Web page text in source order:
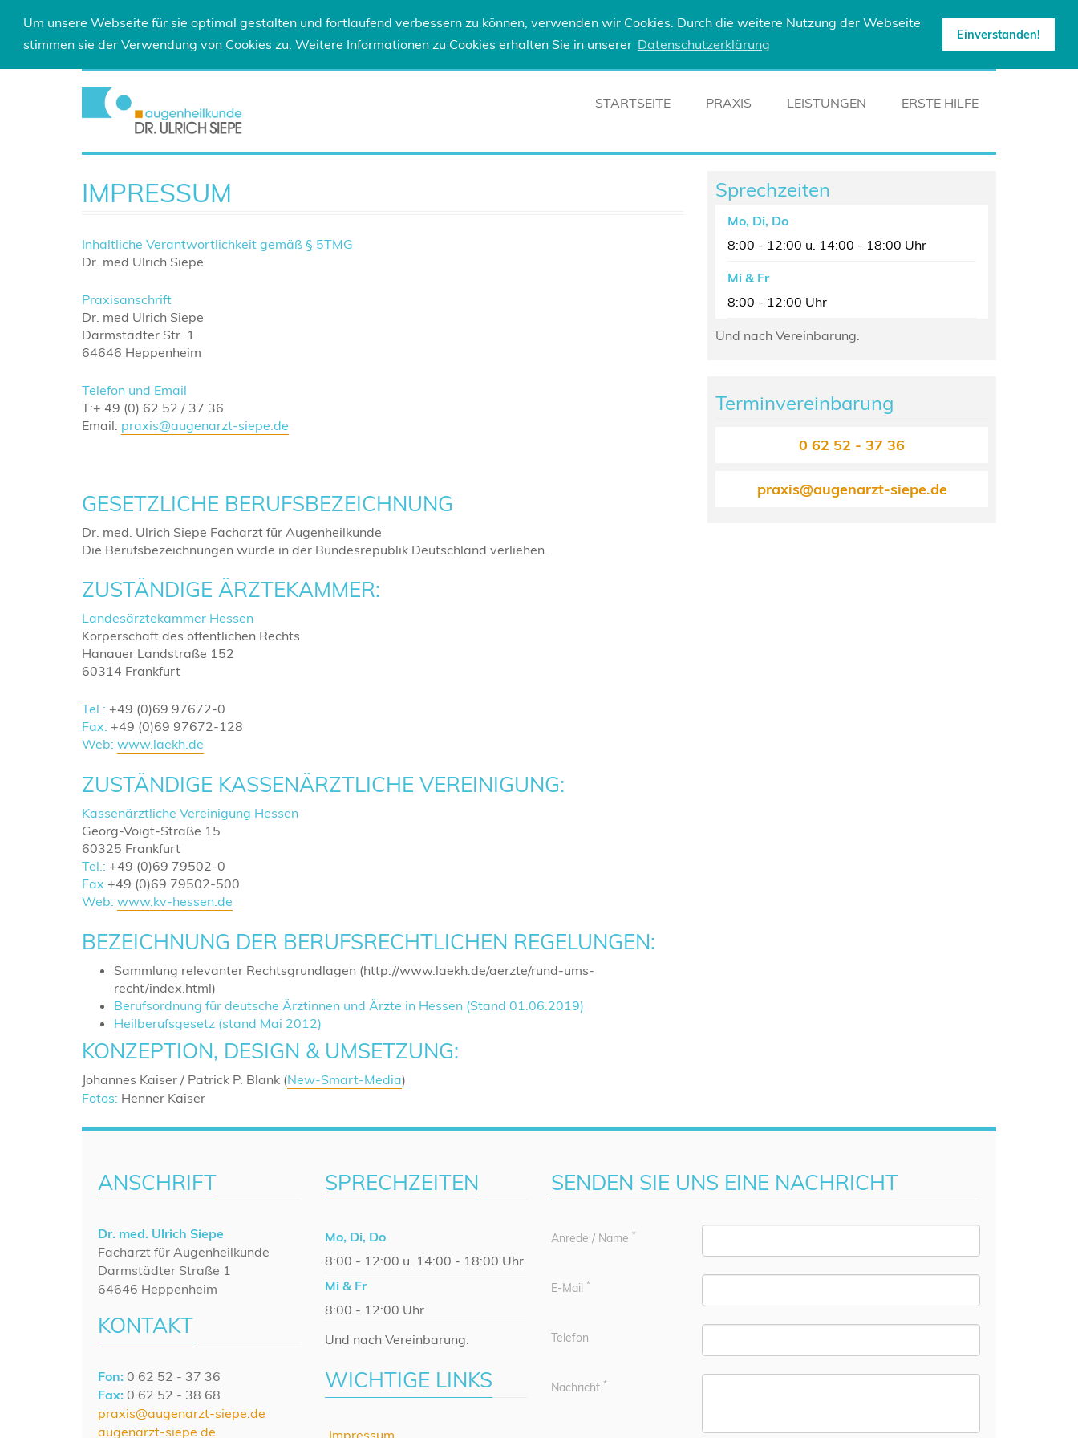
Um unsere Webseite für sie optimal gestalten und fortlaufend verbessern zu können, verwenden wir Cookies. Durch die weitere Nutzung der Webseite
stimmen sie der Verwendung von Cookies zu. Weitere Informationen zu Cookies erhalten Sie in unserer Datenschutzerklärung
Einverstanden!
STARTSEITE PRAXIS LEISTUNGEN ERSTE HILFE
IMPRESSUM
Inhaltliche Verantwortlichkeit gemäß § 5TMG
Dr. med Ulrich Siepe
Praxisanschrift
Dr. med Ulrich Siepe
Darmstädter Str. 1
64646 Heppenheim
Telefon und Email
T:+ 49 (0) 62 52 / 37 36
Email: praxis@augenarzt-siepe.de
GESETZLICHE BERUFSBEZEICHNUNG
Dr. med. Ulrich Siepe Facharzt für Augenheilkunde
Die Berufsbezeichnungen wurde in der Bundesrepublik Deutschland verliehen.
ZUSTÄNDIGE ÄRZTEKAMMER:
Landesärztekammer Hessen
Körperschaft des öffentlichen Rechts
Hanauer Landstraße 152
60314 Frankfurt
Tel.: +49 (0)69 97672-0
Fax: +49 (0)69 97672-128
Web: www.laekh.de
ZUSTÄNDIGE KASSENÄRZTLICHE VEREINIGUNG:
Kassenärztliche Vereinigung Hessen
Georg-Voigt-Straße 15
60325 Frankfurt
Tel.: +49 (0)69 79502-0
Fax +49 (0)69 79502-500
Web: www.kv-hessen.de
BEZEICHNUNG DER BERUFSRECHTLICHEN REGELUNGEN:
Sammlung relevanter Rechtsgrundlagen (http://www.laekh.de/aerzte/rund-ums-
recht/index.html)
Berufsordnung für deutsche Ärztinnen und Ärzte in Hessen (Stand 01.06.2019)
Heilberufsgesetz (stand Mai 2012)
KONZEPTION, DESIGN & UMSETZUNG:
Johannes Kaiser / Patrick P. Blank (New-Smart-Media)
Fotos: Henner Kaiser
Sprechzeiten
Mo, Di, Do
8:00 - 12:00 u. 14:00 - 18:00 Uhr
Mi & Fr
8:00 - 12:00 Uhr
Und nach Vereinbarung.
Terminvereinbarung
0 62 52 - 37 36
praxis@augenarzt-siepe.de
ANSCHRIFT
Dr. med. Ulrich Siepe
Facharzt für Augenheilkunde
Darmstädter Straße 1
64646 Heppenheim
KONTAKT
Fon: 0 62 52 - 37 36
Fax: 0 62 52 - 38 68
praxis@augenarzt-siepe.de
augenarzt-siepe.de
SPRECHZEITEN
Mo, Di, Do
8:00 - 12:00 u. 14:00 - 18:00 Uhr
Mi & Fr
8:00 - 12:00 Uhr
Und nach Vereinbarung.
WICHTIGE LINKS
Impressum
SENDEN SIE UNS EINE NACHRICHT
Anrede / Name *
E-Mail *
Telefon
Nachricht *